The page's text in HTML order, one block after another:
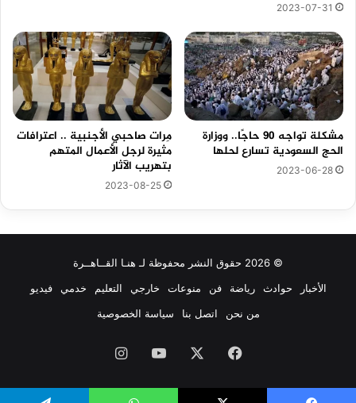
2023-07-31
مشكلة تواجه 90 حاجًا.. ووزارة
الحج السعودية تسارع لحلها
2023-06-28
مِرات صاحبي الأجنبية .. اعترافات
مثيرة لرجل الأعمال المتهم
بتهريب الآثار
2023-08-25
© 2026 حقوق النشر محفوظة لـ هنـا القــاهــرة
الأخبار
حوادث رياضة فن منوعات خارجي التعليم خدمي
فيديو
من نحن
اتصل بنا سياسة الخصوصية
فيسبوك ‫YouTubeانستقرام